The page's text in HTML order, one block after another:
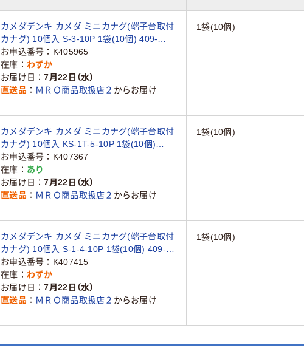
カメダデンキ カメダ ミニカナグ(端子台取付
カナグ) 10個入 S-3-10P 1袋(10個) 409-
1523（直送品）
お申込番号
K405965
在庫
わずか
お届け日
7月22日（水）
直送品
ＭＲＯ商品取扱店２ からお届け
1袋(10個)
カメダデンキ カメダ ミニカナグ(端子台取付
カナグ) 10個入 KS-1T-5-10P 1袋(10個)
409-1477（直送品）
お申込番号
K407367
在庫
あり
お届け日
7月22日（水）
直送品
ＭＲＯ商品取扱店２ からお届け
1袋(10個)
カメダデンキ カメダ ミニカナグ(端子台取付
カナグ) 10個入 S-1-4-10P 1袋(10個) 409-
1485（直送品）
お申込番号
K407415
在庫
わずか
お届け日
7月22日（水）
直送品
ＭＲＯ商品取扱店２ からお届け
1袋(10個)